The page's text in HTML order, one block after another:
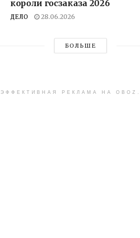
короли госзаказа 2026
ДЕЛО 28.06.2026
БОЛЬШЕ
ЭФФЕКТИВНАЯ РЕКЛАМА НА